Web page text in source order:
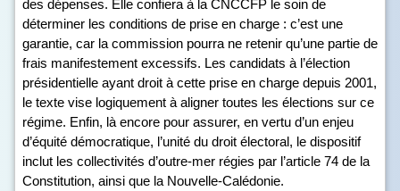
des dépenses. Elle confiera à la CNCCFP le soin de
déterminer les conditions de prise en charge : c’est une
garantie, car la commission pourra ne retenir qu’une partie de
frais manifestement excessifs. Les candidats à l’élection
présidentielle ayant droit à cette prise en charge depuis 2001,
le texte vise logiquement à aligner toutes les élections sur ce
régime. Enfin, là encore pour assurer, en vertu d’un enjeu
d’équité démocratique, l’unité du droit électoral, le dispositif
inclut les collectivités d’outre-mer régies par l’article 74 de la
Constitution, ainsi que la Nouvelle-Calédonie.